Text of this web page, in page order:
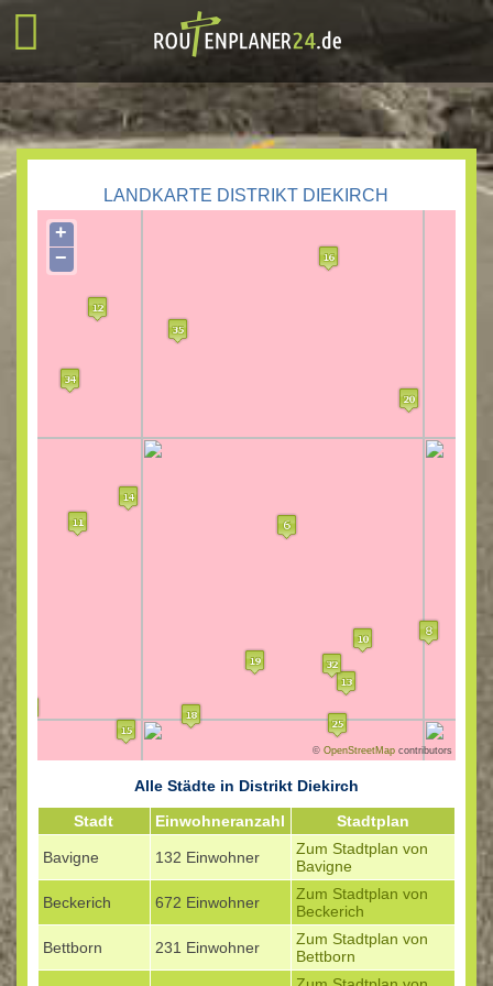
LANDKARTE DISTRIKT DIEKIRCH
+
−
©OpenStreetMap contributors
Alle Städte in Distrikt Diekirch
Stadt
Einwohneranzahl Stadtplan
Bavigne 132 Einwohner
Zum Stadtplan von
Bavigne
Beckerich 672 Einwohner
Zum Stadtplan von
Beckerich
Bettborn 231 Einwohner
Zum Stadtplan von
Bettborn